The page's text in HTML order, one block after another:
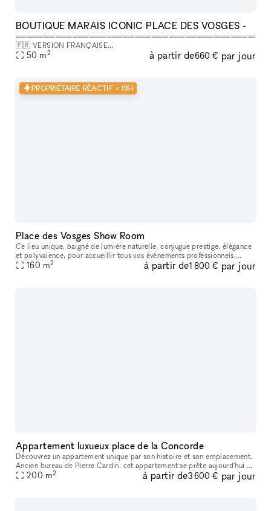
BOUTIQUE MARAIS ICONIC PLACE DES VOSGES -
═══════════════════════════════════════════
🇫🇷 VERSION FRANÇAISE
═══════════════════════════════════════════
LÀ OÙ VOTRE ÉVÉNEMENT FAIT LA DIFFÉRENCE, On dit souvent que
50 m2 à partir de660 € par jour
PROPRIÉTAIRE RÉACTIF < 19H
Place des Vosges Show Room
Ce lieu unique, baigné de lumière naturelle, conjugue prestige, élégance
et polyvalence, pour accueillir tous vos événements professionnels,
privés ou créatifs. Que vous soyez à la recherche d’un lie
160 m2 à partir de1 800 € par jour
Appartement luxueux place de la Concorde
Découvrez un appartement unique par son histoire et son emplacement.
Ancien bureau de Pierre Cardin, cet appartement se prête aujourd'hui à
l'organisation de vos événements prestigieux. Idéalement pl
200 m2 à partir de3 600 € par jour